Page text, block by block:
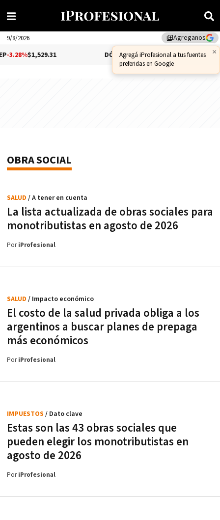
library_addAgreganos
9/8/2026
$1,529.31 DÓLAR CCL -1.25%$1,556.14
OBRA SOCIAL
La lista actualizada de obras sociales para
monotributistas en agosto de 2026
SALUD / A tener en cuenta
PoriProfesional
El costo de la salud privada obliga a los
argentinos a buscar planes de prepaga
más económicos
SALUD / Impacto económico
PoriProfesional
Estas son las 43 obras sociales que
pueden elegir los monotributistas en
agosto de 2026
IMPUESTOS / Dato clave
PoriProfesional